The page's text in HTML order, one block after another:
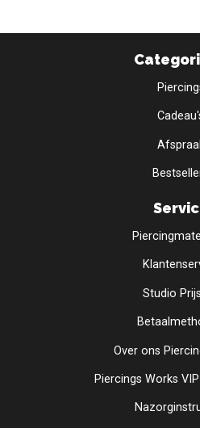
Studio
Over ons
Piercings Works